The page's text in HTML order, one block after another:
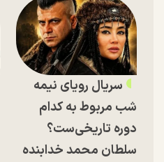
سریال رویای نیمه
شب مربوط به کدام
دوره تاریخی‌ست؟
سلطان محمد خدابنده